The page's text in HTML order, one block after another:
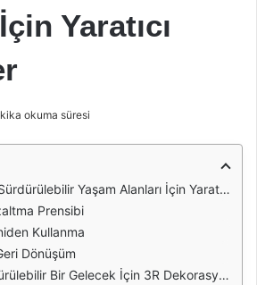
Yaratıcı
okuma süresi
Yaşam Alanları İçin Yaratıcı Çözümler
Prensibi
Kullanma
Dönüşüm
Bir Gelecek İçin 3R Dekorasyonun Rolü